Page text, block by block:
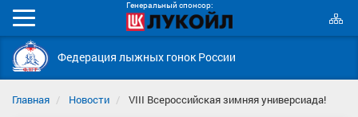
Генеральный спонсор:
Мобильное
меню
Федерация лыжных гонок России
Главная Новости VIII Всероссийская зимняя универсиада!